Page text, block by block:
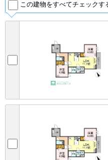
この建物をすべてチェックす